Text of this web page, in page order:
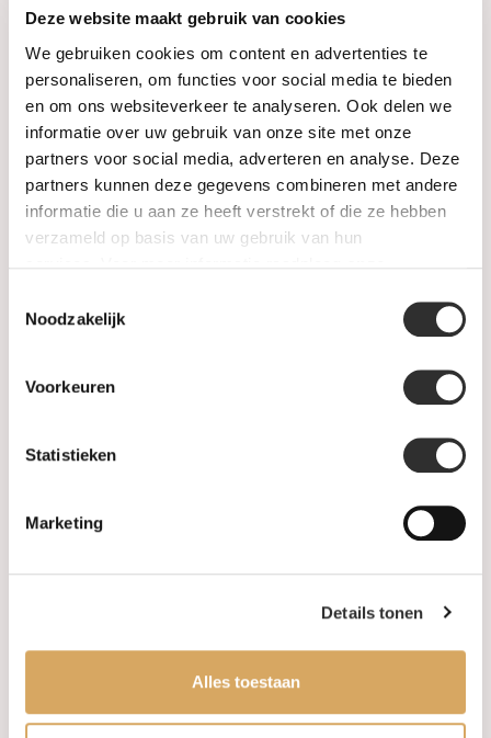
Deze website maakt gebruik van cookies
We gebruiken cookies om content en advertenties te
personaliseren, om functies voor social media te bieden
en om ons websiteverkeer te analyseren. Ook delen we
informatie over uw gebruik van onze site met onze
partners voor social media, adverteren en analyse. Deze
partners kunnen deze gegevens combineren met andere
informatie die u aan ze heeft verstrekt of die ze hebben
verzameld op basis van uw gebruik van hun
Noodzakelijk
Voorkeuren
Statistieken
Marketing
Details tonen
Alles toestaan
Categories
Watches
Jewellery
Wedding rings
PRE-OWNED
Maatwerk